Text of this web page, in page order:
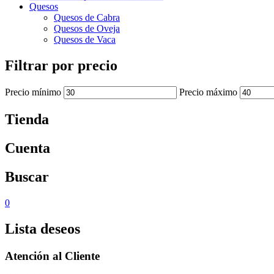
Quesos
Quesos de Cabra
Quesos de Oveja
Quesos de Vaca
Filtrar por precio
Precio mínimo Precio máximo
Tienda
Cuenta
Buscar
0
Lista deseos
Atención al Cliente